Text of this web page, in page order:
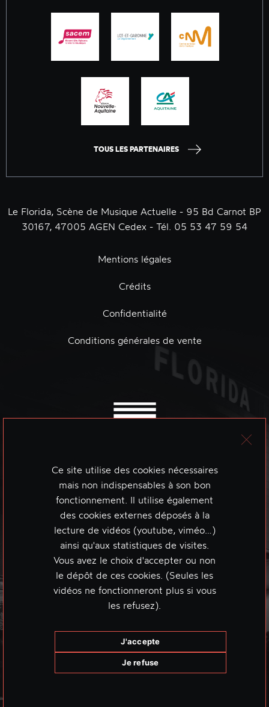
TOUS LES PARTENAIRES
Le Florida, Scène de Musique Actuelle - 95 Bd Carnot BP
30167, 47005 AGEN Cedex - Tél. 05 53 47 59 54
Mentions légales
Crédits
Confidentialité
Conditions générales de vente
Ce site utilise des cookies nécessaires
mais non indispensables à son bon
fonctionnement. Il utilise également
des cookies externes déposés à la
lecture de vidéos (youtube, viméo…)
ainsi qu'aux statistiques de visites.
Vous avez le choix d'accepter ou non
le dépôt de ces cookies. (Seules les
vidéos ne fonctionneront plus si vous
les refusez).
J'accepte
Je refuse